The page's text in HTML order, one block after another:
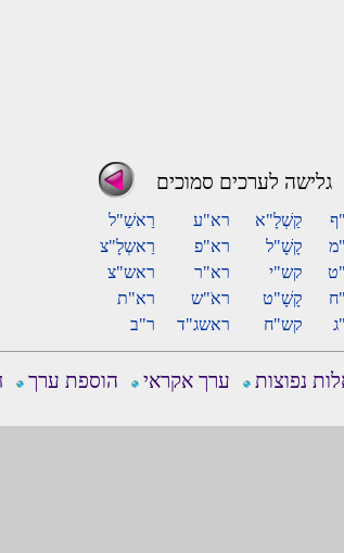
גלישה לערכים סמוכים
קַשְׁלָ"א רא"ע
רַאשַׁ"ל
קָשָׁ"ל רא"פ
רַאשְלָ"צ
קש"י רא"ר
ראש"צ
קָשָׁ"ט ראֹ"ש
רא"ת
קש"ח ראשג"ד ר"ב
נפוצות ערך אקראי הוספת ערך